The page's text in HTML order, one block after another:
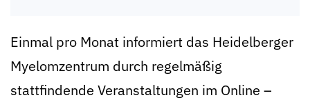
Einmal pro Monat informiert das Heidelberger
Myelomzentrum durch regelmäßig
stattfindende Veranstaltungen im Online –